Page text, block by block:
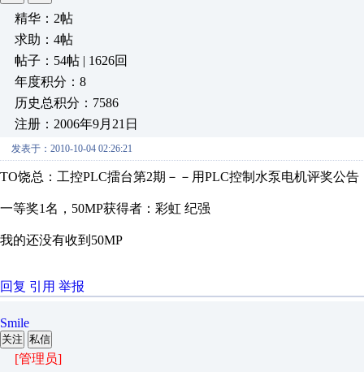
精华：2帖
求助：4帖
帖子：54帖 | 1626回
年度积分：8
历史总积分：7586
注册：2006年9月21日
发表于：2010-10-04 02:26:21
TO饶总：工控PLC擂台第2期－－用PLC控制水泵电机评奖公告
一等奖1名，50MP获得者：彩虹 纪强
我的还没有收到50MP
回复 引用 举报
Smile
关注 私信
[管理员]